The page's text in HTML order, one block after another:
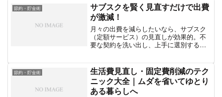
節約・貯金術
サブスクを賢く見直すだけで出費
が激減！
月々の出費を減らしたいなら、サブスク
（定額サービス）の見直しが効果的。不
要な契約を洗い出し、上手に選別するた
節約・貯金術
生活費見直し・固定費削減のテク
ニック大全｜ムダを省いてゆとり
ある暮らしへ